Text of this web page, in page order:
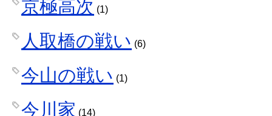
京極高次 (1)
人取橋の戦い (6)
今山の戦い (1)
今川家 (14)